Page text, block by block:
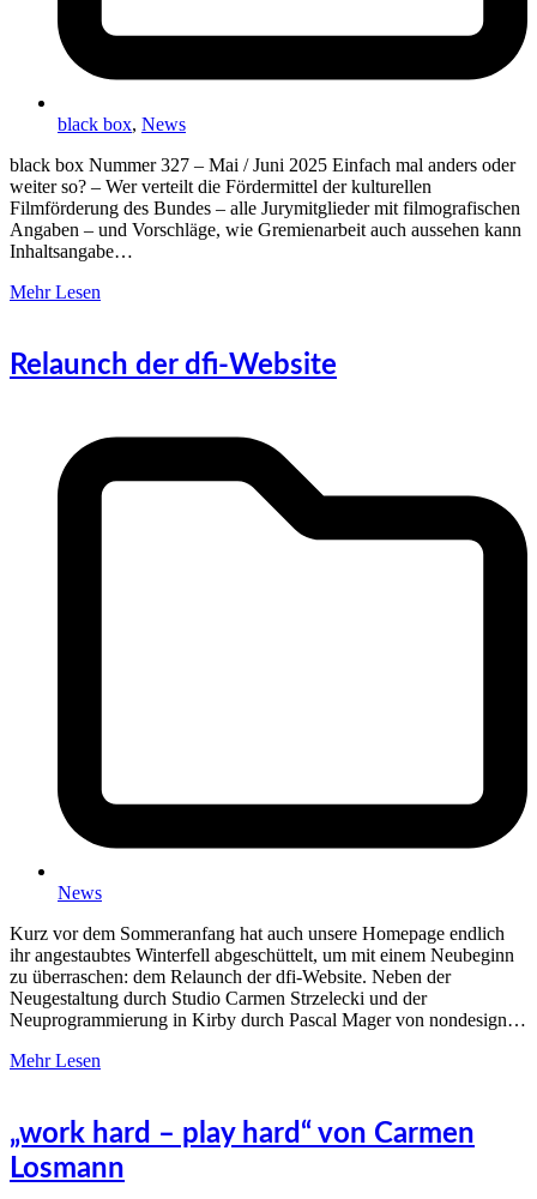
black box, News
black box Nummer 327 – Mai / Juni 2025 Einfach mal anders oder
weiter so? – Wer verteilt die Fördermittel der kulturellen
Filmförderung des Bundes – alle Jurymitglieder mit filmografischen
Angaben – und Vorschläge, wie Gremienarbeit auch aussehen kann
Inhaltsangabe…
Mehr Lesen
Relaunch der dfi-Website
News
Kurz vor dem Sommeranfang hat auch unsere Homepage endlich
ihr angestaubtes Winterfell abgeschüttelt, um mit einem Neubeginn
zu überraschen: dem Relaunch der dfi-Website. Neben der
Neugestaltung durch Studio Carmen Strzelecki und der
Neuprogrammierung in Kirby durch Pascal Mager von nondesign…
Mehr Lesen
„work hard – play hard“ von Carmen
Losmann